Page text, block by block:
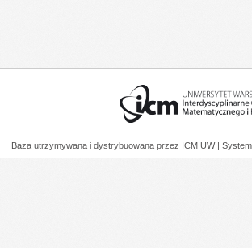
Baza utrzymywana i dystrybuowana przez ICM UW |